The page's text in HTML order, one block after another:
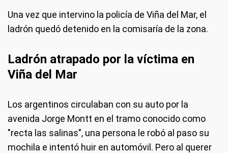
Una vez que intervino la policía de Viña del Mar, el
ladrón quedó detenido en la comisaría de la zona.
Ladrón atrapado por la víctima en
Viña del Mar
Los argentinos circulaban con su auto por la
avenida Jorge Montt en el tramo conocido como
"recta las salinas", una persona le robó al paso su
mochila e intentó huir en automóvil. Pero al querer